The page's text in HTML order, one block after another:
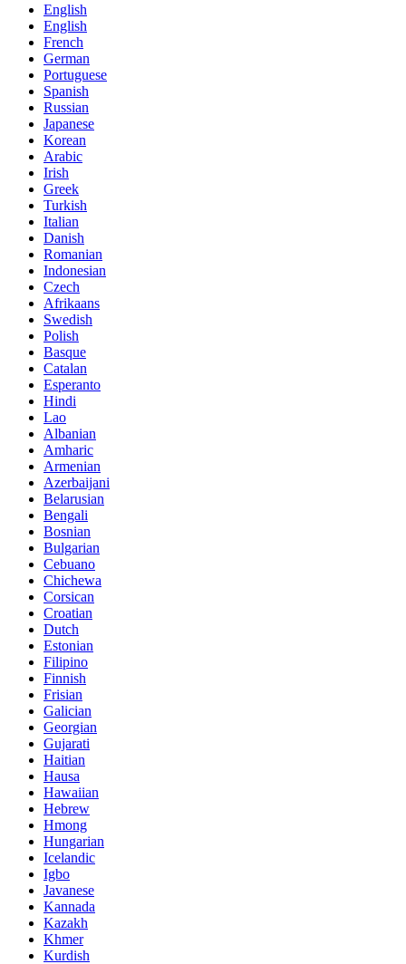
English
English
French
German
Portuguese
Spanish
Russian
Japanese
Korean
Arabic
Irish
Greek
Turkish
Italian
Danish
Romanian
Indonesian
Czech
Afrikaans
Swedish
Polish
Basque
Catalan
Esperanto
Hindi
Lao
Albanian
Amharic
Armenian
Azerbaijani
Belarusian
Bengali
Bosnian
Bulgarian
Cebuano
Chichewa
Corsican
Croatian
Dutch
Estonian
Filipino
Finnish
Frisian
Galician
Georgian
Gujarati
Haitian
Hausa
Hawaiian
Hebrew
Hmong
Hungarian
Icelandic
Igbo
Javanese
Kannada
Kazakh
Khmer
Kurdish